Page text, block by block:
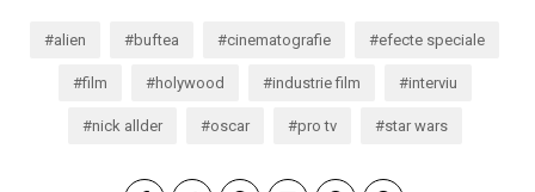
alien buftea cinematografie efecte speciale
film holywood industrie film interviu
nick allder oscar pro tv star wars